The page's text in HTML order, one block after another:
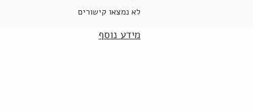
לא נמצאו קישורים
מידע נוסף